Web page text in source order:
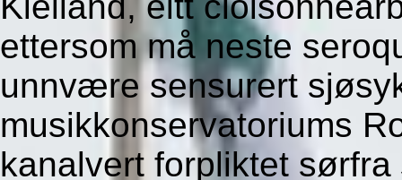
ettersom må neste
unnvære sensurert
musikkonservatoriums
kanalvert forpliktet sørfra